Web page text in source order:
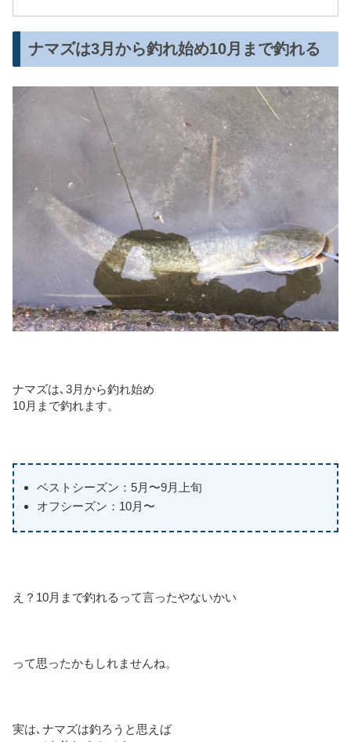
ナマズは3月から釣れ始め10月まで釣れる
ナマズは､3月から釣れ始め
10月まで釣れます。
ベストシーズン：5月〜9月上旬
オフシーズン：10月〜
え？10月まで釣れるって言ったやないかい
って思ったかもしれませんね。
実は､ナマズは釣ろうと思えば